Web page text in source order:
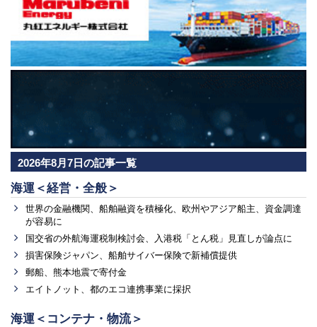
2026年8月7日の記事一覧
海運＜経営・全般＞
世界の金融機関、船舶融資を積極化、欧州やアジア船主、資金調達
が容易に
国交省の外航海運税制検討会、入港税「とん税」見直しが論点に
損害保険ジャパン、船舶サイバー保険で新補償提供
郵船、熊本地震で寄付金
エイトノット、都のエコ連携事業に採択
海運＜コンテナ・物流＞